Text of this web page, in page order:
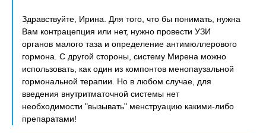
Здравствуйте, Ирина. Для того, что бы понимать, нужна
Вам контрацепция или нет, нужно провести УЗИ
органов малого таза и определение антимюллерового
гормона. С другой стороны, систему Мирена можно
использовать, как один из компонтов менопаузальной
гормональной терапии. Но в любом случае, для
введения внутритматочной системы нет
необходимости "вызывать" менструацию какими-либо
препаратами!